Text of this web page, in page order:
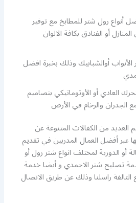
أنواع رول شتر للمطابخ مع توفير
أو الفنادق بكافة الالوان
أوالشبابيك وذلك بخبرة افضل
العادي أو الأوتوماتيكي بتصاميم
الجدران والرخام في الأرض
العديد من الكفالات المتنوعة عن
عبر أفضل العمال المدربين في تقديم
أو الدورية لمختلف انواع شتر رول أو
تصليح شتر الاحمدي و أيضا خدمة
التالفة راسلنا وذلك عن طريق الاتصال